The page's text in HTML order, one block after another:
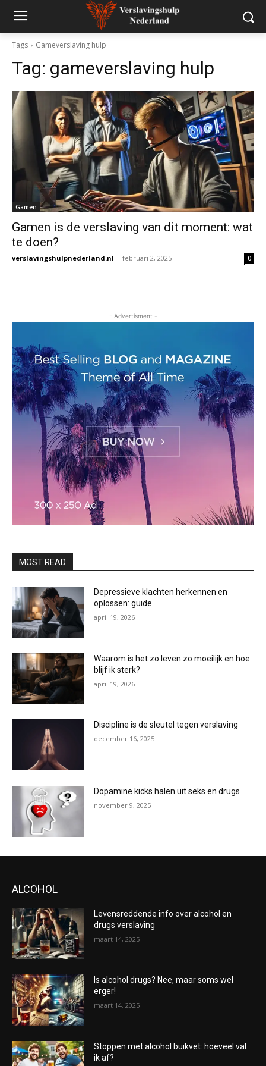
Tags Gameverslaving hulp
Tag: gameverslaving hulp
Gamen
Gamen is de verslaving van dit moment: wat
te doen?
verslavingshulpnederland.nl - februari 2, 2025 0
- Advertisment -
MOST READ
Depressieve klachten herkennen en
oplossen: guide
april 19, 2026
Waarom is het zo leven zo moeilijk en hoe
blijf ik sterk?
april 19, 2026
Discipline is de sleutel tegen verslaving
december 16, 2025
Dopamine kicks halen uit seks en drugs
november 9, 2025
ALCOHOL
Levensreddende info over alcohol en
drugs verslaving
maart 14, 2025
Is alcohol drugs? Nee, maar soms wel
erger!
maart 14, 2025
Stoppen met alcohol buikvet: hoeveel val
ik af?